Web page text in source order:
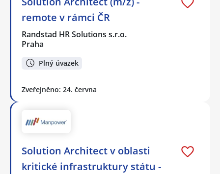
remote v rámci ČR
Randstad HR Solutions s.r.o.
Praha
Plný úvazek
Zveřejněno: 24. června
Solution Architect v oblasti
kritické infrastruktury státu -